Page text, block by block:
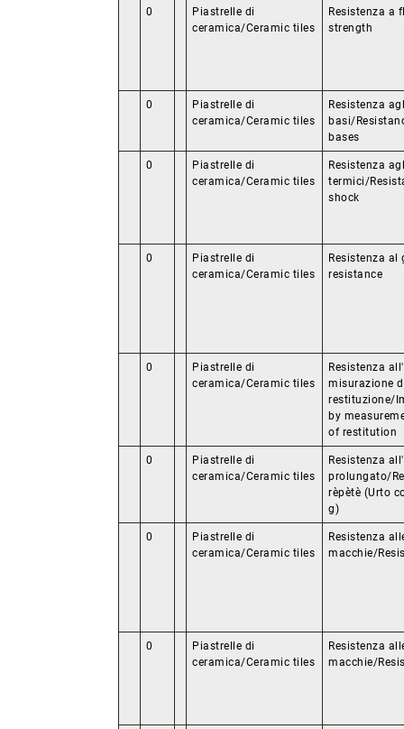
0
Piastrelle di
ceramica/Ceramic tiles
Resistenza a
strength
0
Piastrelle di
ceramica/Ceramic tiles
Resistenza
basi/
bases
0
Piastrelle di
ceramica/Ceramic tiles
Resistenza
termici/
shock
0
Piastrelle di
ceramica/Ceramic tiles
Resistenza al
resistance
0
Piastrelle di
ceramica/Ceramic tiles
Resistenza
misurazione
restituzione/
by
of restitution
0
Piastrelle di
ceramica/Ceramic tiles
Resistenza
prolungato/
rèpètè (Urto
g)
0
Piastrelle di
ceramica/Ceramic tiles
Resistenza
macchie/
0
Piastrelle di
ceramica/Ceramic tiles
Resistenza
macchie/